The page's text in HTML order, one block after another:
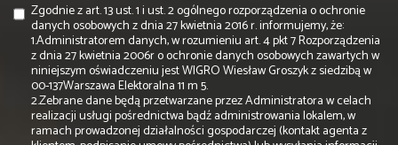
Zgodnie z art. 13 ust. 1 i ust. 2 ogólnego rozporządzenia o ochronie
danych osobowych z dnia 27 kwietnia 2016 r. informujemy, że:
1.Administratorem danych, w rozumieniu art. 4 pkt 7 Rozporządzenia
z dnia 27 kwietnia 2006r o ochronie danych osobowych zawartych w
niniejszym oświadczeniu jest WIGRO Wiesław Groszyk z siedzibą w
00-137Warszawa Elektoralna 11 m 5.
2.Zebrane dane będą przetwarzane przez Administratora w celach
realizacji usługi pośrednictwa bądź administrowania lokalem, w
ramach prowadzonej działalności gospodarczej (kontakt agenta z